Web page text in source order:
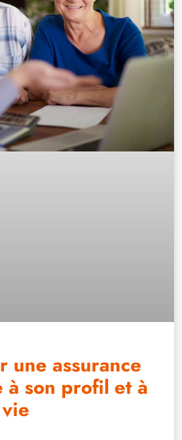
une assurance
son profil et à